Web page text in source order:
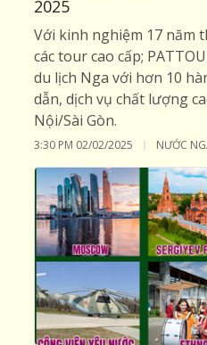
2025
Với kinh nghiệm 17 năm
các tour cao cấp;
du lịch Nga với hơn 10
dẫn, dịch vụ chất lượng
Nội/Sài Gòn.
3:30 PM 02/02/2025 NƯỚC